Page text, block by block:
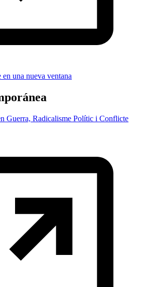
en una nueva ventana
Guerra, Radicalisme Polític i Conflicte